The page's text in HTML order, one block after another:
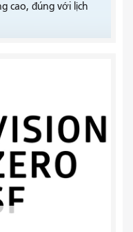
cao, đúng với lịch